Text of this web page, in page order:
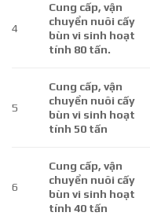
4
Cung cấp, vận
chuyển nuôi cấy
bùn vi sinh hoạt
tính 80 tấn.
5
Cung cấp, vận
chuyển nuôi cấy
bùn vi sinh hoạt
tính 50 tấn
6
Cung cấp, vận
chuyển nuôi cấy
bùn vi sinh hoạt
tính 40 tấn